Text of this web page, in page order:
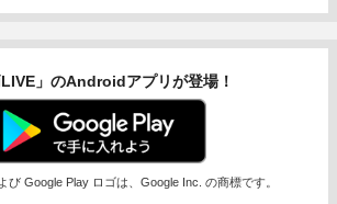
LIVE」のAndroidアプリが登場！
び Google Play ロゴは、Google Inc. の商標です。